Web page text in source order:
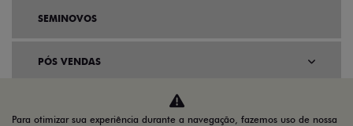
SEMINOVOS
PÓS VENDAS
Para otimizar sua experiência durante a navegação, fazemos uso de nossa